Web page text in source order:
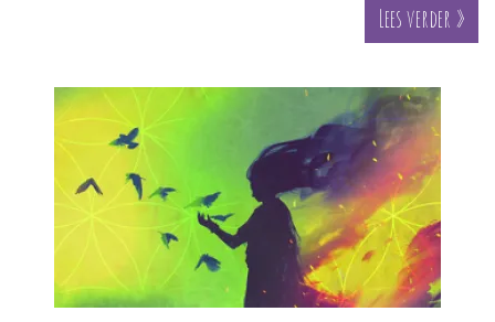
Lees verder »